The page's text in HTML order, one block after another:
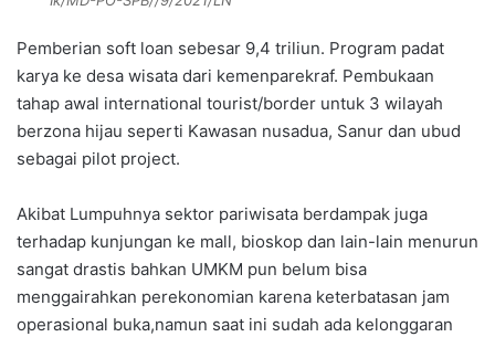
Pemberian soft loan sebesar 9,4 triliun. Program padat
karya ke desa wisata dari kemenparekraf. Pembukaan
tahap awal international tourist/border untuk 3 wilayah
berzona hijau seperti Kawasan nusadua, Sanur dan ubud
sebagai pilot project.
Akibat Lumpuhnya sektor pariwisata berdampak juga
terhadap kunjungan ke mall, bioskop dan lain-lain menurun
sangat drastis bahkan UMKM pun belum bisa
menggairahkan perekonomian karena keterbatasan jam
operasional buka,namun saat ini sudah ada kelonggaran